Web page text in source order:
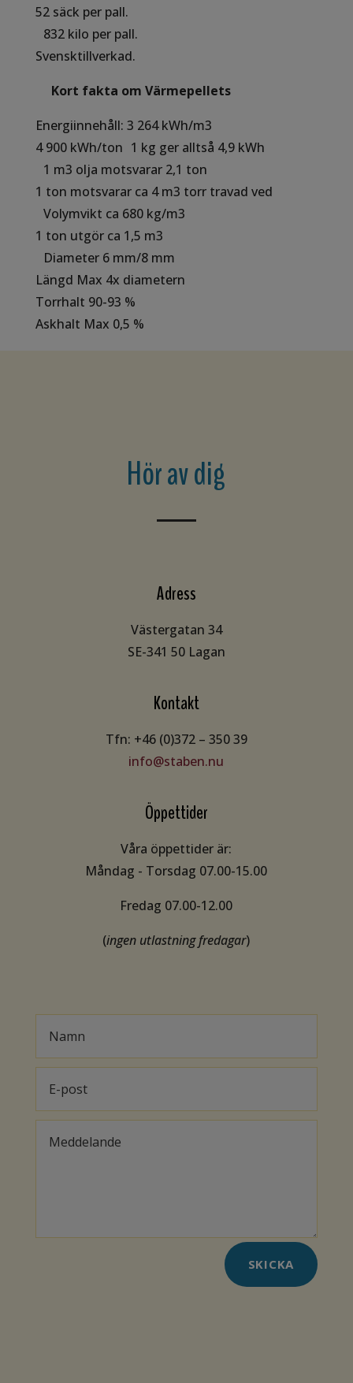
52 säck per pall.
832 kilo per pall.
Svensktillverkad.
Kort fakta om Värmepellets
Energiinnehåll: 3 264 kWh/m3
4 900 kWh/ton 1 kg ger alltså 4,9 kWh
1 m3 olja motsvarar 2,1 ton
1 ton motsvarar ca 4 m3 torr travad ved
Volymvikt ca 680 kg/m3
1 ton utgör ca 1,5 m3
Diameter 6 mm/8 mm
Längd Max 4x diametern
Torrhalt 90-93 %
Askhalt Max 0,5 %
Hör av dig
Adress
Västergatan 34
SE-341 50 Lagan
Kontakt
Tfn: +46 (0)372 – 350 39
info@staben.nu
Öppettider
Våra öppettider är:
Måndag - Torsdag 07.00-15.00
Fredag 07.00-12.00
(ingen utlastning fredagar)
SKICKA